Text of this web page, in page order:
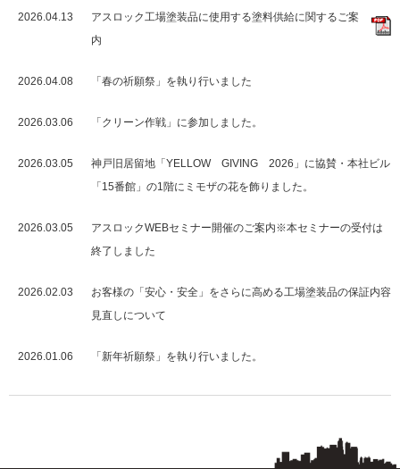
2026.04.13
アスロック工場塗装品に使用する塗料供給に関するご案
内
2026.04.08 「春の祈願祭」を執り行いました
2026.03.06 「クリーン作戦」に参加しました。
2026.03.05
神戸旧居留地「YELLOW GIVING 2026」に協賛・本社ビル
「15番館」の1階にミモザの花を飾りました。
2026.03.05
アスロックWEBセミナー開催のご案内※本セミナーの受付は
終了しました
2026.02.03
お客様の「安心・安全」をさらに高める工場塗装品の保証内容
見直しについて
2026.01.06 「新年祈願祭」を執り行いました。